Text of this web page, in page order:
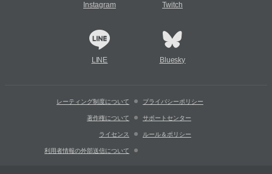
Instagram Twitch
LINE Bluesky
レーティング制度について プライバシーポリシー
著作権について サポートセンター
ライセンス ルール＆ポリシー
利用者情報の外部送信について